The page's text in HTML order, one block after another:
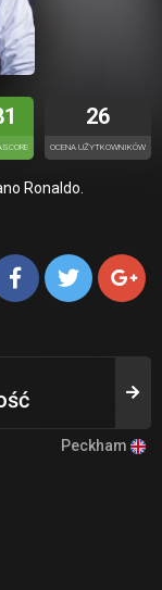
26
OCENA UŻYTKOWNIKÓW
Ronaldo.
Peckham